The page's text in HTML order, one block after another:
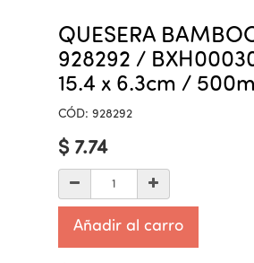
QUESERA
928292 /
15.4 x 6.3cm /
CÓD: 928292
$ 7.74
Añadir al carro